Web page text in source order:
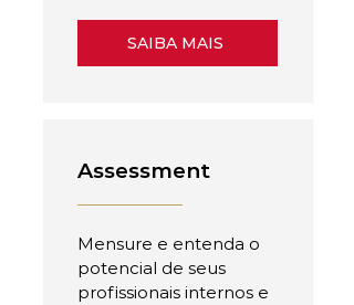
SAIBA MAIS
Assessment
Mensure e entenda o
potencial de seus
profissionais internos e